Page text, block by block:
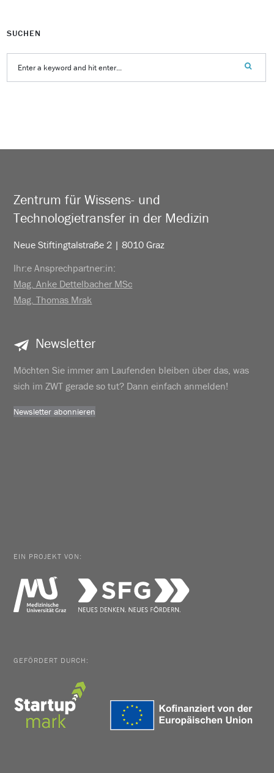
SUCHEN
Zentrum für Wissens- und
Technologietransfer in der Medizin
Neue Stiftingtalstraße 2 | 8010 Graz
Ihr:e Ansprechpartner:in:
Mag. Anke Dettelbacher MSc
Mag. Thomas Mrak
Newsletter
Möchten Sie immer am Laufenden bleiben über das, was
sich im ZWT gerade so tut? Dann einfach anmelden!
Newsletter abonnieren
EIN PROJEKT VON:
GEFÖRDERT DURCH: